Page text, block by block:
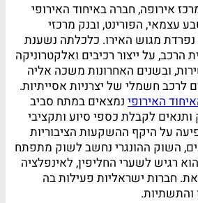
אירופה, חברה באיחוד האירופי
עצמאי, הפורינט, ובנק מרכזי
נפרדת מגוש האירו. כלכלתה נשענת
על ייצור רכיבים ואלקטרוניקה
ובשנים האחרונות משכה אליה
לרכב חשמלי של יצרניות אסייתיות.
האירופי נמצאים במתח סביב
ותנאים לקבלת כספי סיוע ותקציבי
על היקף ההשקעות הציבוריות
השוק ההונגרי נחשב לשוק מתפתח
רגיש לשערי החליפין, לאינפלציה
חברות ישראליות פעילות בה
והתשתיות.